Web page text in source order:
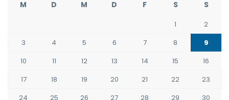
M D M D F S S
1
2
3
4 5 6 7 8
9
10
11 12 13 14 15
16
17
18 19 20 21 22
23
24
25 26 27 28 29
30